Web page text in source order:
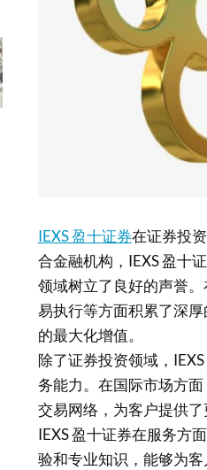
IEXS 盈十证券在证券投
合金融机构，IEXS 盈十
领域树立了良好的声誉
易执行等方面积累了深
的最大化增值。
除了证券投资领域，
务能力。在国际市场方
交易网络，为客户提供了
IEXS 盈十证券在服务方
验和专业知识，能够为